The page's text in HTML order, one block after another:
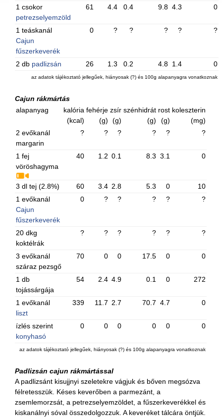
1 csokor
petrezselyemzöld
61 4.4 0.4 9.8 4.3 0
1 teáskanál
Cajun
fűszerkeverék
0 ? ? ? ? ?
2 db padlizsán 26 1.3 0.2 4.8 1.4 0
az adatok tájékoztató jellegűek, hiányosak (?) és 100g alapanyagra vonatkoznak
Cajun rákmártás
alapanyag
kalória
(kcal)
fehérje
(g)
zsír
(g)
szénhidrát
(g)
rost
(g)
koleszterin
(mg)
2 evőkanál
margarin
? ? ? ? ? ?
1 fej
vöröshagyma
40 1.2 0.1 8.3 3.1 0
3 dl tej (2.8%) 60 3.4 2.8 5.3 0
10
1 evőkanál
Cajun
fűszerkeverék
0 ? ? ? ? ?
20 dkg
koktélrák
? ? ? ? ? ?
3 evőkanál
száraz pezsgő
70 0 0 17.5 0 0
1 db
tojássárgája
54 2.4 4.9 0.1 0 272
1 evőkanál
liszt
339 11.7 2.7 70.7 4.7 0
ízlés szerint
konyhasó
0 0 0 0 0 0
az adatok tájékoztató jellegűek, hiányosak (?) és 100g alapanyagra vonatkoznak
Padlizsán cajun rákmártással
A padlizsánt kisujjnyi szeletekre vágjuk és bőven megsózva
félretesszük. Késes keverőben a parmezánt, a
zsemlemorzsát, a petrezselyemzöldet, a fűszerkeverékkel és
kiskanálnyi sóval összedolgozzuk. A keveréket tálcára öntjük.